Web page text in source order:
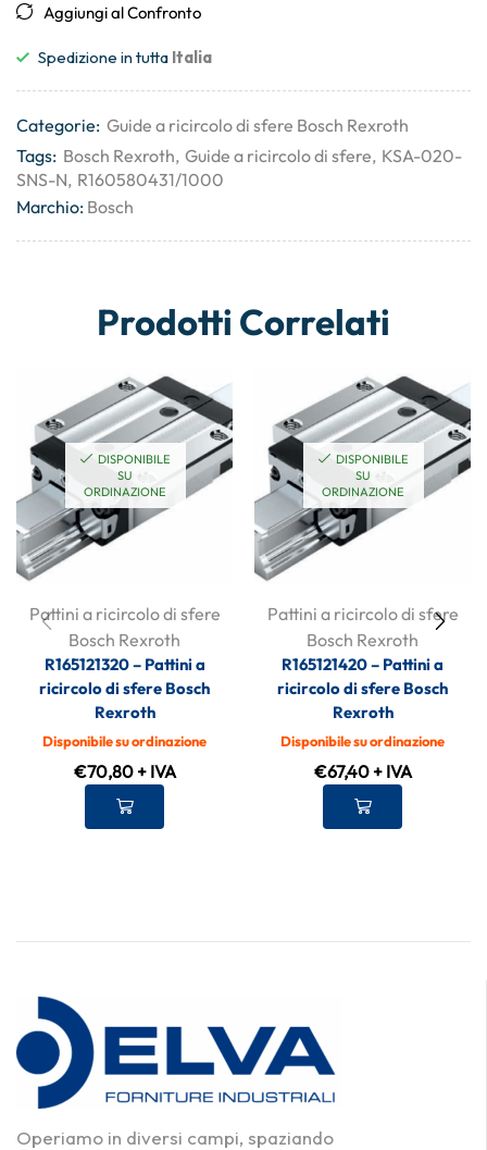
Aggiungi al Confronto
Spedizione in tutta Italia
Categorie: Guide a ricircolo di sfere Bosch Rexroth
Tags: Bosch Rexroth, Guide a ricircolo di sfere, KSA-020-
SNS-N, R160580431/1000
Marchio: Bosch
Prodotti Correlati
DISPONIBILE
SU
ORDINAZIONE
Pattini a ricircolo di sfere
Bosch Rexroth
R165121320 – Pattini a
ricircolo di sfere Bosch
Rexroth
Disponibile su ordinazione
€70,80 + IVA
DISPONIBILE
SU
ORDINAZIONE
Pattini a ricircolo di sfere
Bosch Rexroth
R165121420 – Pattini a
ricircolo di sfere Bosch
Rexroth
Disponibile su ordinazione
€67,40 + IVA
Operiamo in diversi campi, spaziando